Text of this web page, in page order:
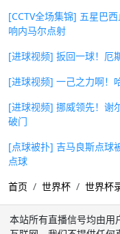
[CCTV全场集锦] 五星巴
响内马尔点射
[进球视频] 扳回一球！厄
[进球视频] 一己之力啊！
[进球视频] 挪威领先！谢
破门
[点球被扑] 吉马良斯点球
点球
首页
世界杯 世界杯
本站所有直播信号均由用